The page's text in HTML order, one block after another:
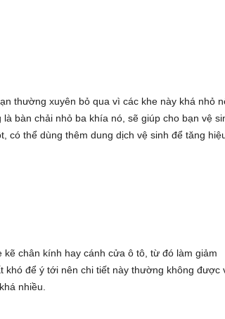
thường xuyên bỏ qua vì các khe này khá nhỏ
bàn chải nhỏ ba khía nó, sẽ giúp cho bạn vệ
có thể dùng thêm dung dịch vệ sinh để tăng
chân kính hay cánh cửa ô tô, từ đó làm giảm
khó để ý tới nên chi tiết này thường không được
nhiều.